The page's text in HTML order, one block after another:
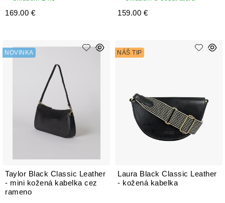
169.00 € 159.00 €
Taylor Black Classic Leather
- mini kožená kabelka cez
rameno
NOVINKA
Laura Black Classic Leather
- kožená kabelka
NÁŠ TIP